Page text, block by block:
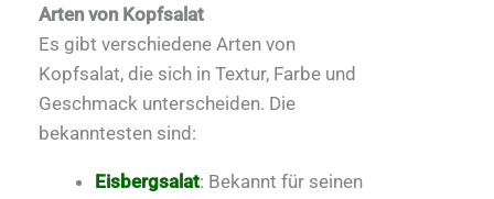
Arten von Kopfsalat
Es gibt verschiedene Arten von
Kopfsalat, die sich in Textur, Farbe und
Geschmack unterscheiden. Die
bekanntesten sind:
Eisbergsalat: Bekannt für seinen